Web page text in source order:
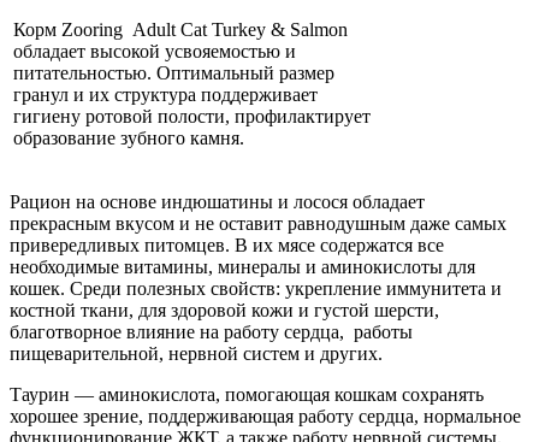
Корм Zooring Adult Cat Turkey & Salmon
обладает высокой усвояемостью и
питательностью. Оптимальный размер
гранул и их структура поддерживает
гигиену ротовой полости, профилактирует
образование зубного камня.
Рацион на основе индюшатины и лосося обладает
прекрасным вкусом и не оставит равнодушным даже самых
привередливых питомцев. В их мясе содержатся все
необходимые витамины, минералы и аминокислоты для
кошек. Среди полезных свойств: укрепление иммунитета и
костной ткани, для здоровой кожи и густой шерсти,
благотворное влияние на работу сердца, работы
пищеварительной, нервной систем и других.
Таурин — аминокислота, помогающая кошкам сохранять
хорошее зрение, поддерживающая работу сердца, нормальное
функционирование ЖКТ, а также работу нервной системы.